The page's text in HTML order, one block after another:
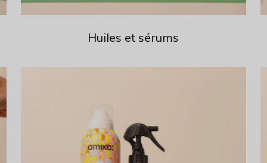
Huiles et sérums